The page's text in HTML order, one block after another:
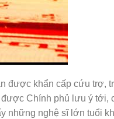
được khẩn cấp cứu trợ,
được Chính phủ lưu ý tới,
những nghệ sĩ lớn tuổi